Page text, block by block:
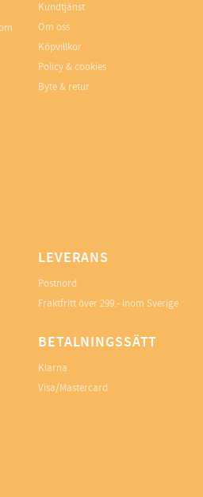
Kundtjänst
Om oss
Köpvillkor
Policy & cookies
Byte & retur
LEVERANS
Postnord
Fraktfritt över 299.- inom Sverige
BETALNINGSSÄTT
Klarna
Visa/Mastercard